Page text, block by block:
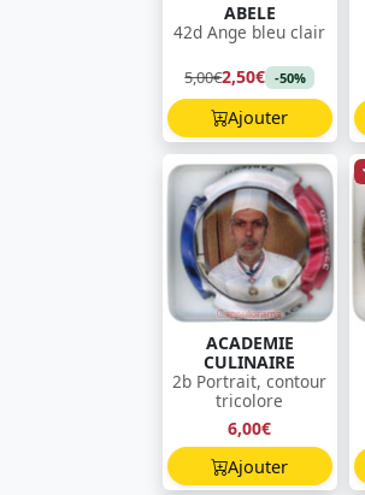
ABELE
42d Ange bleu clair
5,00€2,50€ -50%
Ajouter
ACADEMIE
CULINAIRE
2b Portrait, contour
tricolore
6,00€
Ajouter